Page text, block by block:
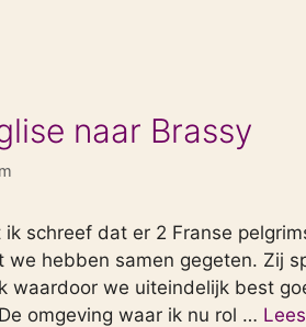
naar Brassy
schreef dat er 2 Franse
we hebben samen gegeten. Zij
waardoor we uiteindelijk best
omgeving waar ik nu rol …